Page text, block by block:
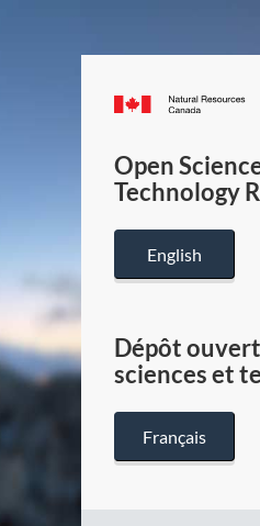
Open
Technology
English
Dépôt
sciences et
Français